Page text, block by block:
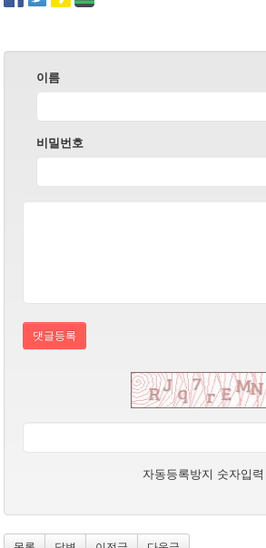
이름
비밀번호
댓글등록
자동등록방지 숫자입력